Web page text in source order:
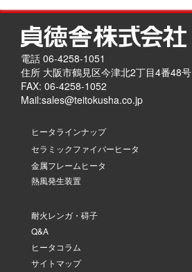
電話 06-4258-1051
住所 大阪市鶴見区今津北2丁目4番48号
FAX: 06-4258-1052
Mail:sales@teitokusha.co.jp
ヒータラインナップ
セラミックファイバーヒータ
金属フレームヒータ
熱風発生装置
耐火レンガ・碍子
Q&A
ヒータコラム
サイトマップ